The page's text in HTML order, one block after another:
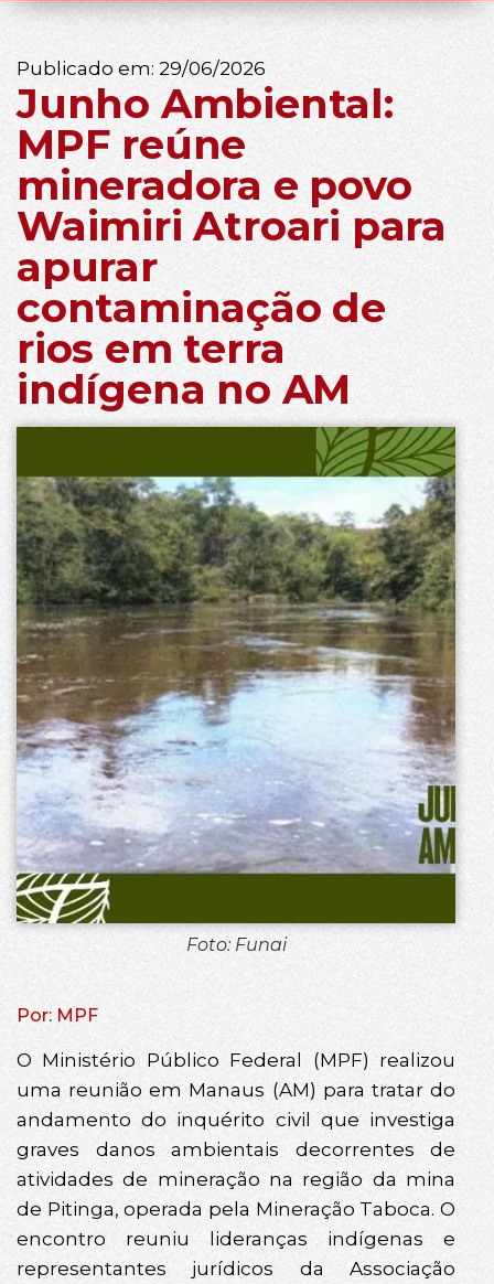
Publicado em: 29/06/2026
Junho Ambiental:
MPF reúne
mineradora e povo
Waimiri Atroari para
apurar
contaminação de
rios em terra
indígena no AM
Foto: Funai
Por: MPF
O Ministério Público Federal (MPF) realizou
uma reunião em Manaus (AM) para tratar do
andamento do inquérito civil que investiga
graves danos ambientais decorrentes de
atividades de mineração na região da mina
de Pitinga, operada pela Mineração Taboca. O
encontro reuniu lideranças indígenas e
representantes jurídicos da Associação